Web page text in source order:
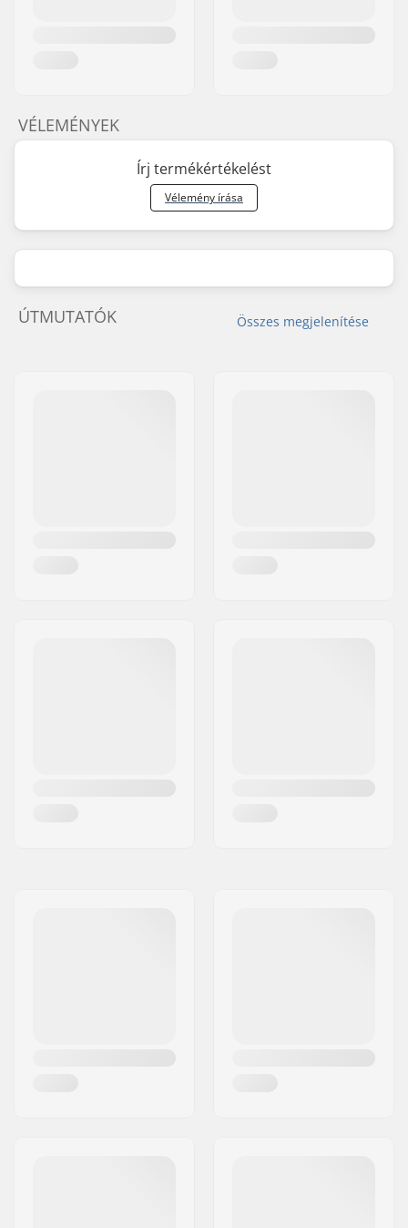
VÉLEMÉNYEK
Írj termékértékelést
Vélemény írása
Összes megjelenítése
ÚTMUTATÓK